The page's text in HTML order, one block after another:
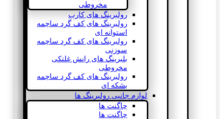
مخروطی
رولبرینگ های کارب
رولبرینگ های کف گرد ساچمه
استوانه ای
رولبرینگ های کف گرد ساچمه
سوزنی
بلبرینگ های رانش غلتکی
مخروطی
رولبرینگ های کف گرد ساچمه
بشکه ای
لوازم جانبی رولبرینگ ها
چاگنت ها
چاگنت ها